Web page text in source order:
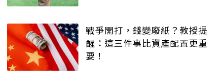
戰爭開打，錢變廢紙？教授提
醒：這三件事比資產配置更重
要！